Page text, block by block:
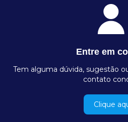
Entre em
Tem alguma dúvida, sugestão
contato
Clique